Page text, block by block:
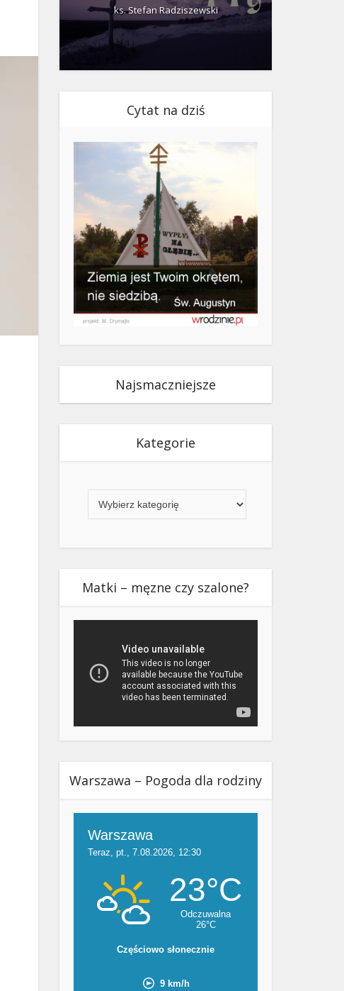
ks. Stefan Radziszewski
Cytat na dziś
Najsmaczniejsze
Kategorie
Matki – męzne czy szalone?
Warszawa – Pogoda dla rodziny